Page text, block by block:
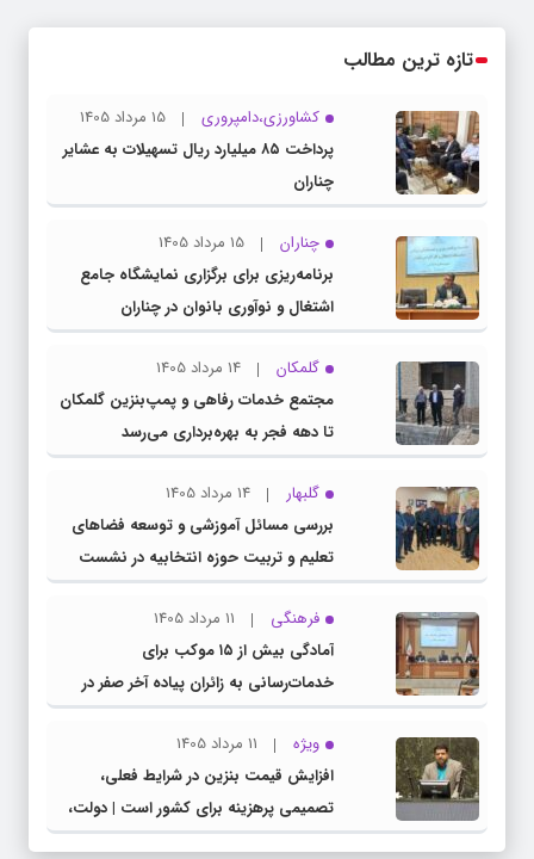
تازه ترین مطالب
کشاورزی،دامپروری
15 مرداد 1405
پرداخت ۸۵ میلیارد ریال تسهیلات به عشایر
چناران
چناران
15 مرداد 1405
برنامه‌ریزی برای برگزاری نمایشگاه جامع
اشتغال و نوآوری بانوان در چناران
گلمکان
14 مرداد 1405
مجتمع خدمات رفاهی و پمپ‌بنزین گلمکان
تا دهه فجر به بهره‌برداری می‌رسد
گلبهار
14 مرداد 1405
بررسی مسائل آموزشی و توسعه فضاهای
تعلیم و تربیت حوزه انتخابیه در نشست
مشترک عضو کمیسیون آموزش مجلس با
مدیرکل آموزش و پرورش خراسان رضوی
فرهنگی
11 مرداد 1405
آمادگی بیش از ۱۵ موکب برای
خدمات‌رسانی به زائران پیاده آخر صفر در
شهرستان چناران
ویژه
11 مرداد 1405
افزایش قیمت بنزین در شرایط فعلی،
تصمیمی پرهزینه برای کشور است | دولت،
قاچاق سوخت و عوامل اصلی ناترازی را